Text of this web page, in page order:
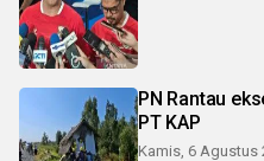
PN Rantau
PT KAP
Kamis, 6 Agustus